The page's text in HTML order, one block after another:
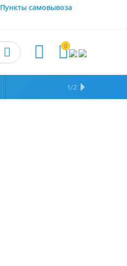
Пункты самовывоза
0



НАМ ДОВЕРЯЮТ
1/2